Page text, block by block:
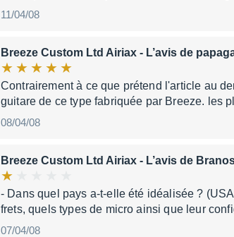
11/04/08
Breeze Custom Ltd Airiax - L’avis de
Contrairement à ce que prétend l'article au
guitare de ce type fabriquée par Breeze. les
08/04/08
Breeze Custom Ltd Airiax - L’avis de
- Dans quel pays a-t-elle été idéalisée ?
frets, quels types de micro ainsi que leur
07/04/08